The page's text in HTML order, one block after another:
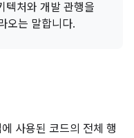
텍처와 개발 관행을
오는 말합니다.
사용된 코드의 전체 행